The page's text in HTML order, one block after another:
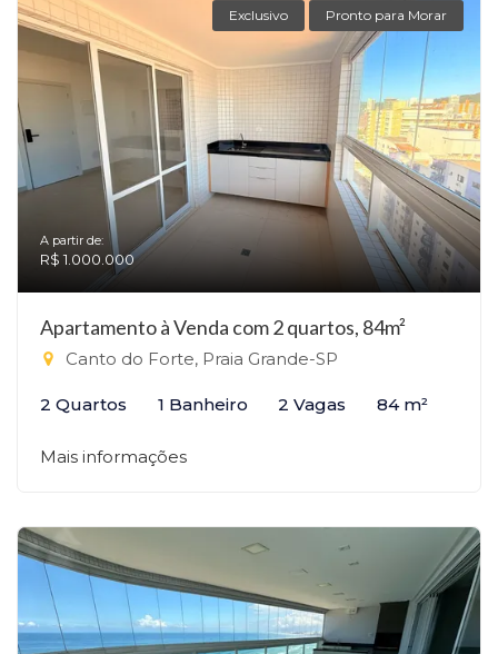
Exclusivo Pronto para Morar
A partir de:
R$ 1.000.000
Apartamento à Venda com 2 quartos, 84m²
Canto do Forte, Praia Grande-SP
2 Quartos 1 Banheiro 2 Vagas 84 m²
Mais informações